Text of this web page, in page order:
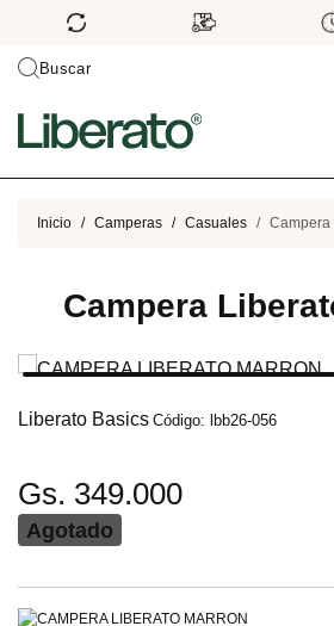
Buscar
LO NUEVO
BLOG
Inicio Camperas Casuales Campera
Campera
Liberato Basics Código: lbb26-056
Gs. 349.000
Agotado